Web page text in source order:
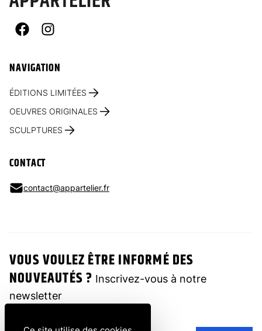
FacebookInstagram
NAVIGATION
ÉDITIONS LIMITÉES
OEUVRES ORIGINALES
SCULPTURES
CONTACT
contact@appartelier.fr
VOUS VOULEZ ÊTRE INFORMÉ DES
NOUVEAUTÉS ? Inscrivez-vous à notre
newsletter